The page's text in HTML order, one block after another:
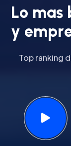
Lo mas
y empr
Top ranking